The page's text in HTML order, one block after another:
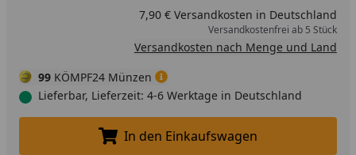
7,90 € Versandkosten in Deutschland
Versandkostenfrei ab 5 Stück
Versandkosten nach Menge und Land
99 KÖMPF24 Münzen
Lieferbar, Lieferzeit: 4-6 Werktage in Deutschland
In den Einkaufswagen legen
In den Einkaufswagen